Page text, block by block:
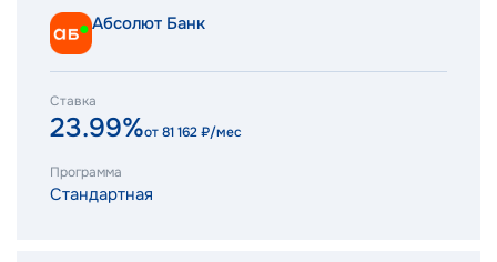
Абсолют Банк
Ставка
23.99%от81 162₽/мес
Программа
Стандартная